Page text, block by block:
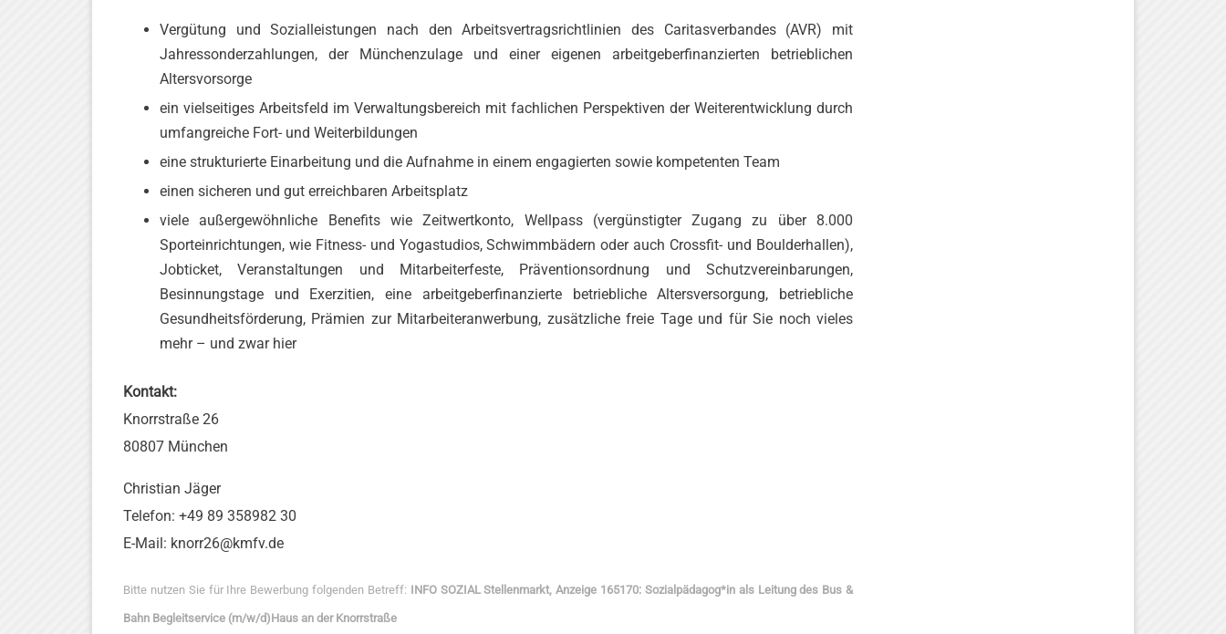
Vergütung und Sozialleistungen nach den Arbeitsvertragsrichtlinien des Caritasverbandes (AVR) mit
Jahressonderzahlungen, der Münchenzulage und einer eigenen arbeitgeberfinanzierten betrieblichen
Altersvorsorge
ein vielseitiges Arbeitsfeld im Verwaltungsbereich mit fachlichen Perspektiven der Weiterentwicklung durch
umfangreiche Fort- und Weiterbildungen
eine strukturierte Einarbeitung und die Aufnahme in einem engagierten sowie kompetenten Team
einen sicheren und gut erreichbaren Arbeitsplatz
viele außergewöhnliche Benefits wie Zeitwertkonto, Wellpass (vergünstigter Zugang zu über 8.000
Sporteinrichtungen, wie Fitness- und Yogastudios, Schwimmbädern oder auch Crossfit- und Boulderhallen),
Jobticket, Veranstaltungen und Mitarbeiterfeste, Präventionsordnung und Schutzvereinbarungen,
Besinnungstage und Exerzitien, eine arbeitgeberfinanzierte betriebliche Altersversorgung, betriebliche
Gesundheitsförderung, Prämien zur Mitarbeiteranwerbung, zusätzliche freie Tage und für Sie noch vieles
mehr – und zwar hier
Kontakt:
Knorrstraße 26
80807 München
Christian Jäger
Telefon: +49 89 358982 30
E-Mail: knorr26@kmfv.de
Bitte nutzen Sie für Ihre Bewerbung folgenden Betreff: INFO SOZIAL Stellenmarkt, Anzeige 165170: Sozialpädagog*in als Leitung des Bus &
Bahn Begleitservice (m/w/d)Haus an der Knorrstraße